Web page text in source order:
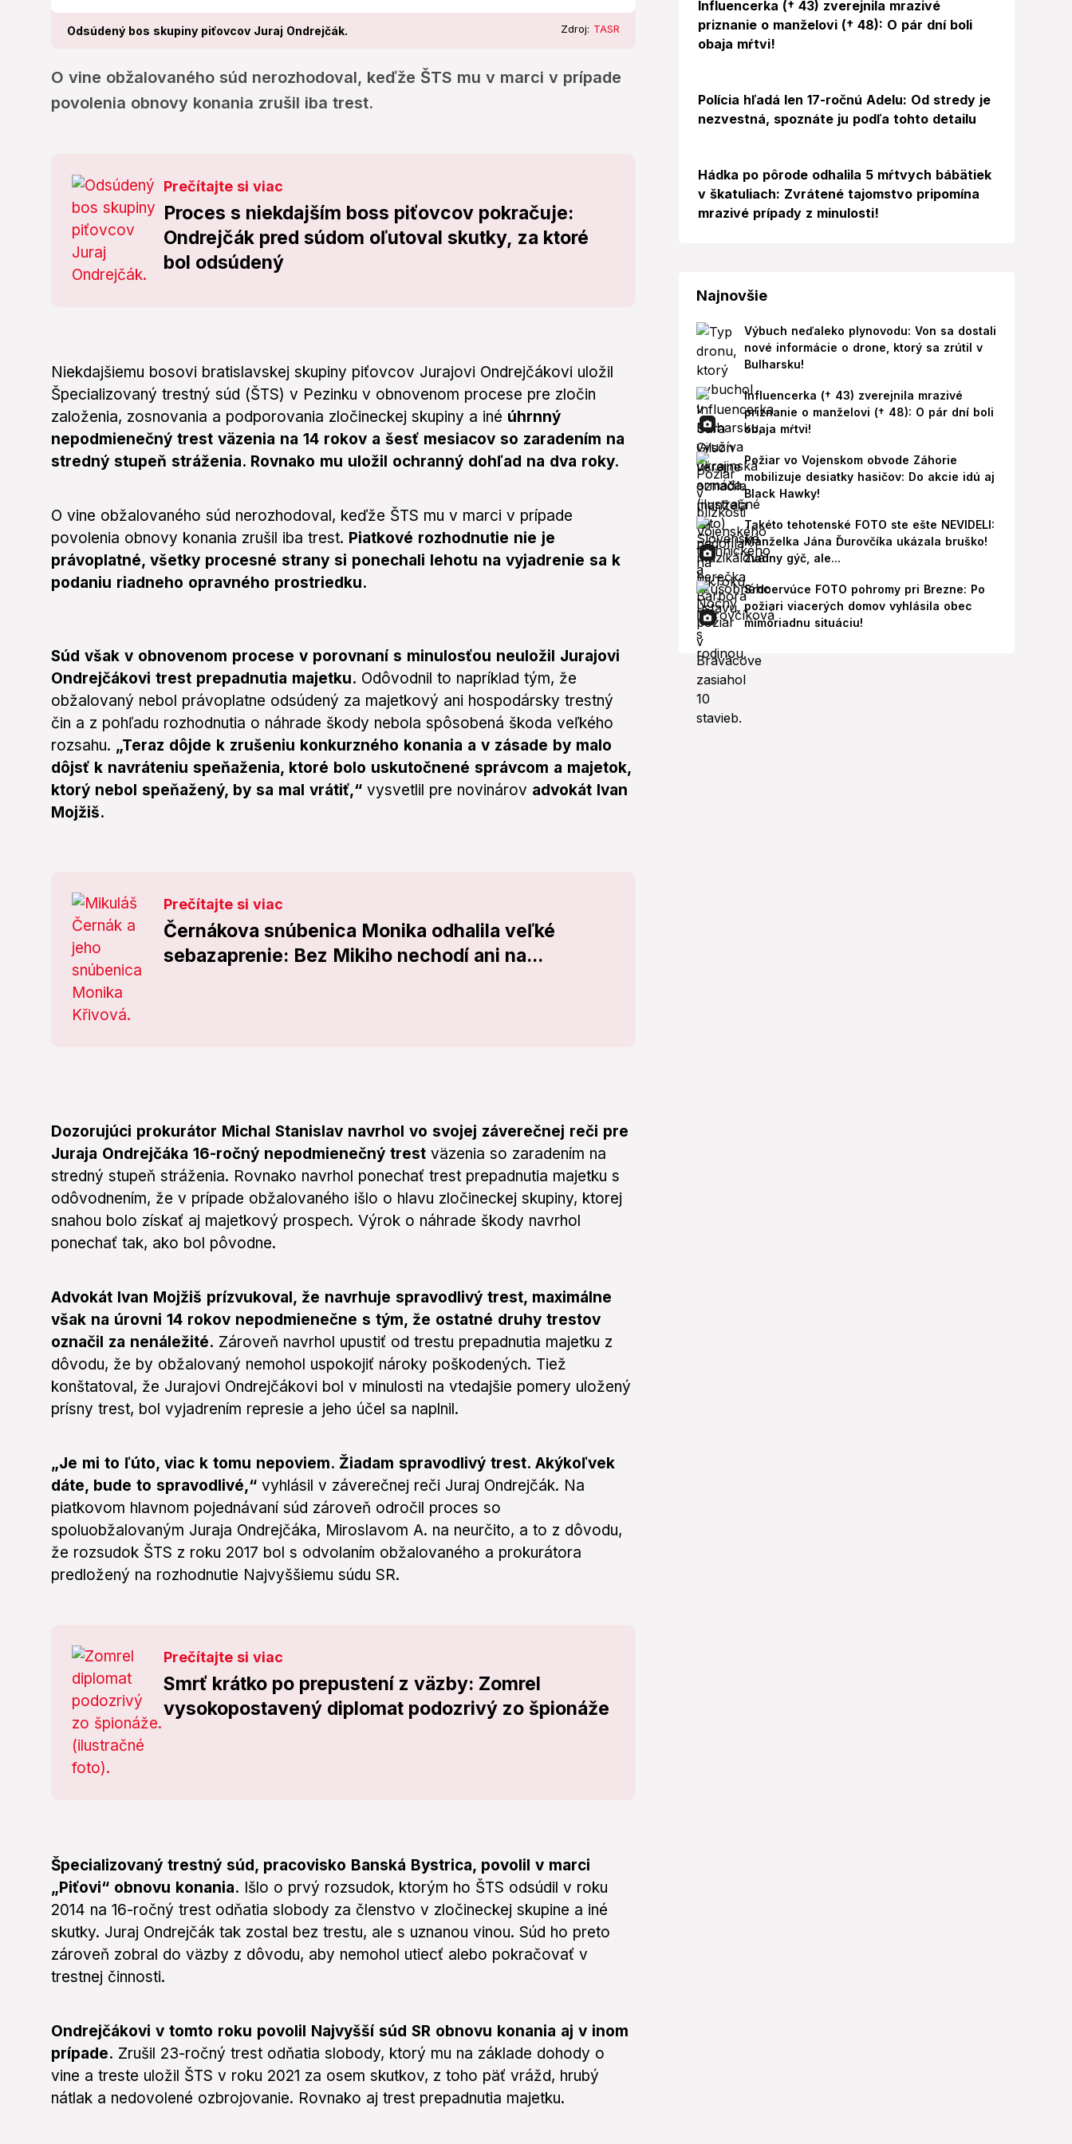
Odsúdený bos skupiny piťovcov Juraj Ondrejčák. Zdroj: TASR
O vine obžalovaného súd nerozhodoval, keďže ŠTS mu v marci v prípade
povolenia obnovy konania zrušil iba trest.
Prečítajte si viac
Proces s niekdajším boss piťovcov pokračuje:
Ondrejčák pred súdom oľutoval skutky, za ktoré
bol odsúdený
Niekdajšiemu bosovi bratislavskej skupiny piťovcov Jurajovi Ondrejčákovi uložil
Špecializovaný trestný súd (ŠTS) v Pezinku v obnovenom procese pre zločin
založenia, zosnovania a podporovania zločineckej skupiny a iné úhrnný
nepodmienečný trest väzenia na 14 rokov a šesť mesiacov so zaradením na
stredný stupeň stráženia. Rovnako mu uložil ochranný dohľad na dva roky.
O vine obžalovaného súd nerozhodoval, keďže ŠTS mu v marci v prípade
povolenia obnovy konania zrušil iba trest. Piatkové rozhodnutie nie je
právoplatné, všetky procesné strany si ponechali lehotu na vyjadrenie sa k
podaniu riadneho opravného prostriedku.
Súd však v obnovenom procese v porovnaní s minulosťou neuložil Jurajovi
Ondrejčákovi trest prepadnutia majetku. Odôvodnil to napríklad tým, že
obžalovaný nebol právoplatne odsúdený za majetkový ani hospodársky trestný
čin a z pohľadu rozhodnutia o náhrade škody nebola spôsobená škoda veľkého
rozsahu. „Teraz dôjde k zrušeniu konkurzného konania a v zásade by malo
dôjsť k navráteniu speňaženia, ktoré bolo uskutočnené správcom a majetok,
ktorý nebol speňažený, by sa mal vrátiť,“ vysvetlil pre novinárov advokát Ivan
Mojžiš.
Prečítajte si viac
Černákova snúbenica Monika odhalila veľké
sebazaprenie: Bez Mikiho nechodí ani na...
Dozorujúci prokurátor Michal Stanislav navrhol vo svojej záverečnej reči pre
Juraja Ondrejčáka 16-ročný nepodmienečný trest väzenia so zaradením na
stredný stupeň stráženia. Rovnako navrhol ponechať trest prepadnutia majetku s
odôvodnením, že v prípade obžalovaného išlo o hlavu zločineckej skupiny, ktorej
snahou bolo získať aj majetkový prospech. Výrok o náhrade škody navrhol
ponechať tak, ako bol pôvodne.
Advokát Ivan Mojžiš prízvukoval, že navrhuje spravodlivý trest, maximálne
však na úrovni 14 rokov nepodmienečne s tým, že ostatné druhy trestov
označil za nenáležité. Zároveň navrhol upustiť od trestu prepadnutia majetku z
dôvodu, že by obžalovaný nemohol uspokojiť nároky poškodených. Tiež
konštatoval, že Jurajovi Ondrejčákovi bol v minulosti na vtedajšie pomery uložený
prísny trest, bol vyjadrením represie a jeho účel sa naplnil.
„Je mi to ľúto, viac k tomu nepoviem. Žiadam spravodlivý trest. Akýkoľvek
dáte, bude to spravodlivé,“ vyhlásil v záverečnej reči Juraj Ondrejčák. Na
piatkovom hlavnom pojednávaní súd zároveň odročil proces so
spoluobžalovaným Juraja Ondrejčáka, Miroslavom A. na neurčito, a to z dôvodu,
že rozsudok ŠTS z roku 2017 bol s odvolaním obžalovaného a prokurátora
predložený na rozhodnutie Najvyššiemu súdu SR.
Prečítajte si viac
Smrť krátko po prepustení z väzby: Zomrel
vysokopostavený diplomat podozrivý zo špionáže
Špecializovaný trestný súd, pracovisko Banská Bystrica, povolil v marci
„Piťovi“ obnovu konania. Išlo o prvý rozsudok, ktorým ho ŠTS odsúdil v roku
2014 na 16-ročný trest odňatia slobody za členstvo v zločineckej skupine a iné
skutky. Juraj Ondrejčák tak zostal bez trestu, ale s uznanou vinou. Súd ho preto
zároveň zobral do väzby z dôvodu, aby nemohol utiecť alebo pokračovať v
trestnej činnosti.
Ondrejčákovi v tomto roku povolil Najvyšší súd SR obnovu konania aj v inom
prípade. Zrušil 23-ročný trest odňatia slobody, ktorý mu na základe dohody o
vine a treste uložil ŠTS v roku 2021 za osem skutkov, z toho päť vrážd, hrubý
nátlak a nedovolené ozbrojovanie. Rovnako aj trest prepadnutia majetku.
Influencerka († 43) zverejnila mrazivé
priznanie o manželovi († 48): O pár dní boli
obaja mŕtvi!
Polícia hľadá len 17-ročnú Adelu: Od stredy je
nezvestná, spoznáte ju podľa tohto detailu
Hádka po pôrode odhalila 5 mŕtvych bábätiek
v škatuliach: Zvrátené tajomstvo pripomína
mrazivé prípady z minulosti!
Najnovšie
Výbuch neďaleko plynovodu: Von sa dostali
nové informácie o drone, ktorý sa zrútil v
Bulharsku!
Influencerka († 43) zverejnila mrazivé
priznanie o manželovi († 48): O pár dní boli
obaja mŕtvi!
Požiar vo Vojenskom obvode Záhorie
mobilizuje desiatky hasičov: Do akcie idú aj
Black Hawky!
Takéto tehotenské FOTO ste ešte NEVIDELI:
Manželka Jána Ďurovčíka ukázala bruško!
Žiadny gýč, ale...
Srdcervúce FOTO pohromy pri Brezne: Po
požiari viacerých domov vyhlásila obec
mimoriadnu situáciu!